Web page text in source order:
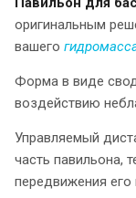
оригинальным
вашего
Форма в виде
воздействию
Управляемый
часть павильона,
передвижения его